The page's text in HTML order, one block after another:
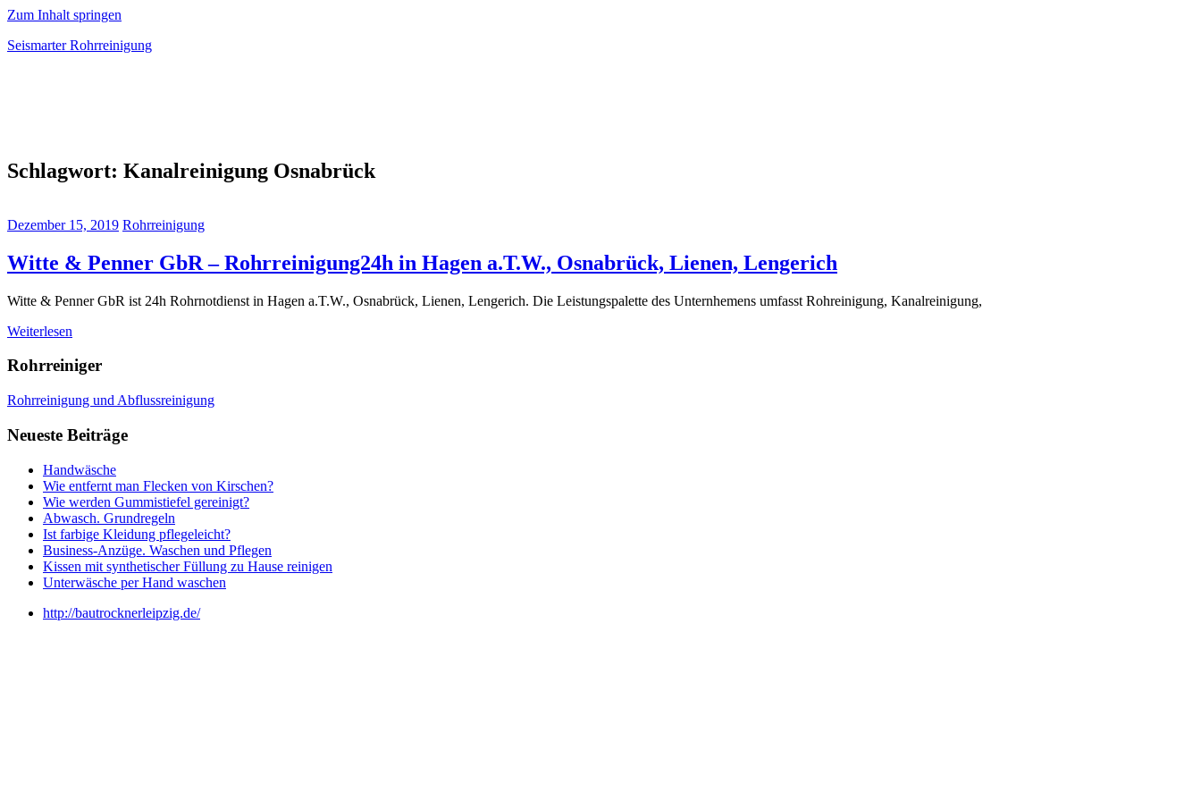
Zum Inhalt springen
Seismarter Rohrreinigung
Schlagwort: Kanalreinigung Osnabrück
Dezember 15, 2019 Rohrreinigung
Witte & Penner GbR – Rohrreinigung24h in Hagen a.T.W., Osnabrück, Lienen, Lengerich
Witte & Penner GbR ist 24h Rohrnotdienst in Hagen a.T.W., Osnabrück, Lienen, Lengerich. Die Leistungspalette des Unternhemens umfasst Rohreinigung, Kanalreinigung,
Weiterlesen
Rohrreiniger
Rohrreinigung und Abflussreinigung
Neueste Beiträge
Handwäsche
Wie entfernt man Flecken von Kirschen?
Wie werden Gummistiefel gereinigt?
Abwasch. Grundregeln
Ist farbige Kleidung pflegeleicht?
Business-Anzüge. Waschen und Pflegen
Kissen mit synthetischer Füllung zu Hause reinigen
Unterwäsche per Hand waschen
http://bautrocknerleipzig.de/